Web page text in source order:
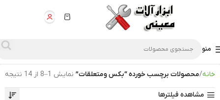
منو
خانه محصولات برچسب خورده “بکس ومتعلقات” نمایش 1–8 از 14 نتیجه
مشاهده فیلترها